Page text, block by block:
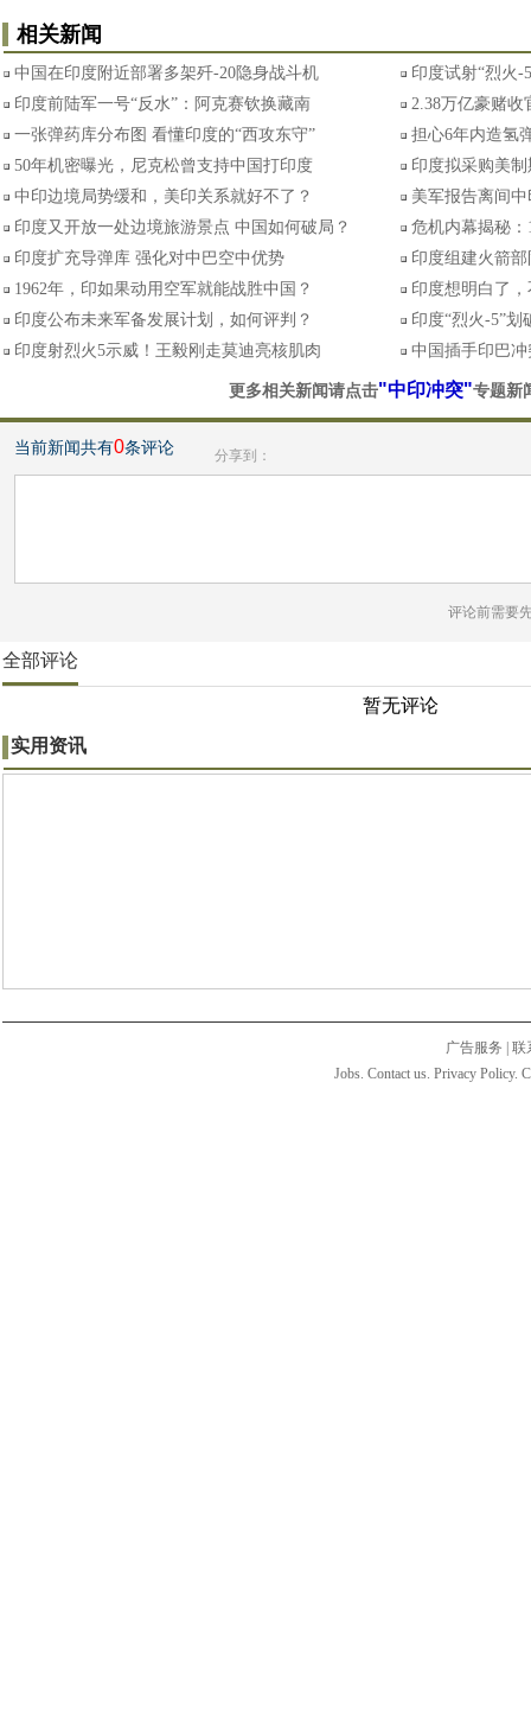
相关新闻
中国在印度附近部署多架歼-20隐身战斗机
印度试射“烈火-
印度前陆军一号“反水”：阿克赛钦换藏南
2.38万亿豪赌收
一张弹药库分布图 看懂印度的“西攻东守”
担心6年内造氢
50年机密曝光，尼克松曾支持中国打印度
印度拟采购美
中印边境局势缓和，美印关系就好不了？
美军报告离间
印度又开放一处边境旅游景点 中国如何破局？
危机内幕揭秘
印度扩充导弹库 强化对中巴空中优势
印度组建火箭
1962年，印如果动用空军就能战胜中国？
印度想明白了
印度公布未来军备发展计划，如何评判？
印度“烈火-5”
印度射烈火5示威！王毅刚走莫迪亮核肌肉
中国插手印巴
更多相关新闻请点击"中印冲突"专题新
当前新闻共有0条评论 分享到：
评论前需要
全部评论
暂无评论
实用资讯
广告服务
联
Jobs. Contact us. Privacy Policy.